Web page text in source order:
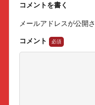
コメントを書く
メールアドレスが公開
コメント